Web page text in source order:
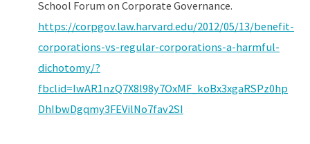
School Forum on Corporate Governance.
https://corpgov.law.harvard.edu/2012/05/13/benefit-
corporations-vs-regular-corporations-a-harmful-
dichotomy/?
fbclid=IwAR1nzQ7X8l98y7OxMF_koBx3xgaRSPz0hp
DhIbwDgqmy3FEVilNo7fav2SI